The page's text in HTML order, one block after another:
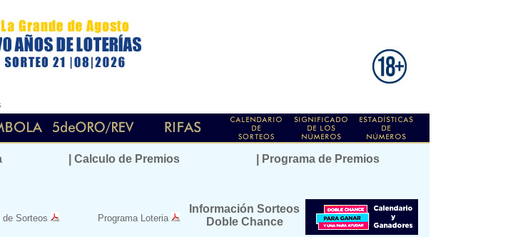
| Calculo de Premios | Programa de Premios
de Sorteos Programa Loteria
Información Sorteos
Doble Chance